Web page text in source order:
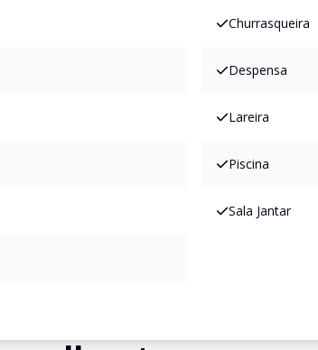
Churrasqueira
Despensa
Lareira
Piscina
Sala Jantar